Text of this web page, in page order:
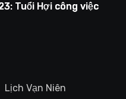
Tuổi Hợi công việc
Lịch Vạn Niên